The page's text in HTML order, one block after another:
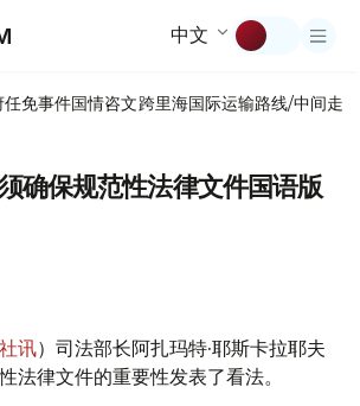
中文
任免事件国情咨文跨里海国际运输路线/中间走廊
确保规范性法律文件国语版
讯）司法部长阿扎玛特·耶斯卡拉耶夫
法律文件的重要性发表了看法。